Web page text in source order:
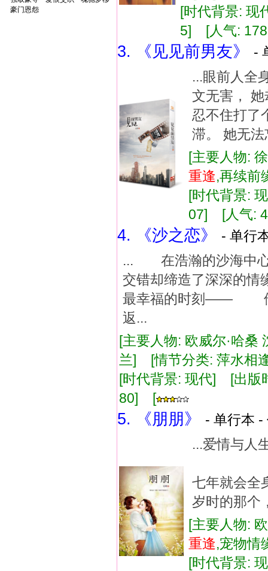
豪门恩怨
[时代背景:
5] [人气:
3. 《见见前男友》
-
...眼前人全
文无害，
忍不住打了
滞。 她无
[主要人物:
重逢,再续
[时代背景:
07] [人气:
4. 《沙之恋》
- 单行
... 在浩瀚的沙海中
交错却缔造了深深
最幸福的时刻—— 他
返...
[主要人物: 欧威尔·哈
兰] [情节分类: 萍水相
[时代背景: 现代] [出
80] [
5. 《朋朋》
- 单行本
...爱情与
七年就会全
岁时的那个
[主要人物:
重逢,宠物
[时代背景: